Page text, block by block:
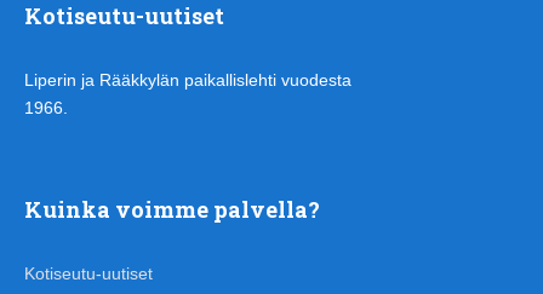
Kotiseutu-uutiset
Liperin ja Rääkkylän paikallislehti vuodesta
1966.
Kuinka voimme palvella?
Kotiseutu-uutiset